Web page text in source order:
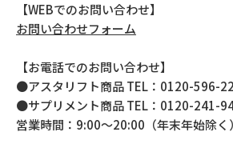
【WEBでのお問い合わせ】
お問い合わせフォーム
【お電話でのお問い合わせ】
●アスタリフト商品 TEL：0120-596-
●サプリメント商品 TEL：0120-241-
営業時間：9:00～20:00（年末年始除く）